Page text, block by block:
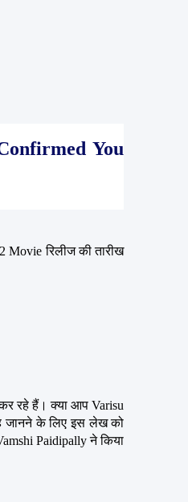
You
Movie रिलीज की तारीख
रहे हैं। क्या आप Varisu
जानने के लिए इस लेख को
Paidipally ने किया